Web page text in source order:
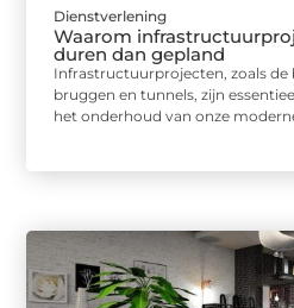
Dienstverlening
Waarom
duren dan gepland
Infrastructuurprojecten, zoals de
bruggen en tunnels, zijn
het onderhoud van onze moderne